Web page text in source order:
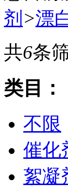
剂 >漂
共6条
类目：
不限
催化
絮凝